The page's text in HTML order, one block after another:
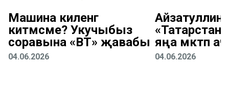
Машина киленгә
китмәсме? Укучыбыз
соравына «ВТ» җавабы
04.06.2026
Айзатуллин:
яңа мәктәп
04.06.2026